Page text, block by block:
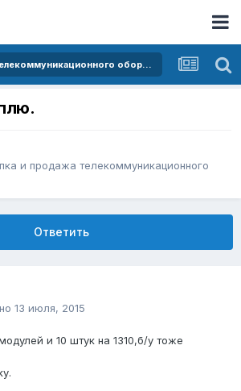
Покупка и продажа телекоммуникационного оборудования
и продажа телекоммуникационного
Ответить
13 июля, 2015
и 10 штук на 1310,б/у тоже